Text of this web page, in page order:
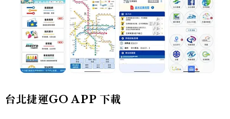
台北捷運GO APP 下載